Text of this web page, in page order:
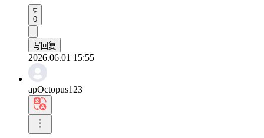
0
写回复
2026.06.01 15:55
apOctopus123